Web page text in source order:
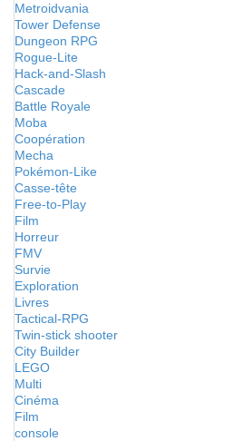
Metroidvania
Tower Defense
Dungeon RPG
Rogue-Lite
Hack-and-Slash
Cascade
Battle Royale
Moba
Coopération
Mecha
Pokémon-Like
Casse-tête
Free-to-Play
Film
Horreur
FMV
Survie
Exploration
Livres
Tactical-RPG
Twin-stick shooter
City Builder
LEGO
Multi
Cinéma
Film
console